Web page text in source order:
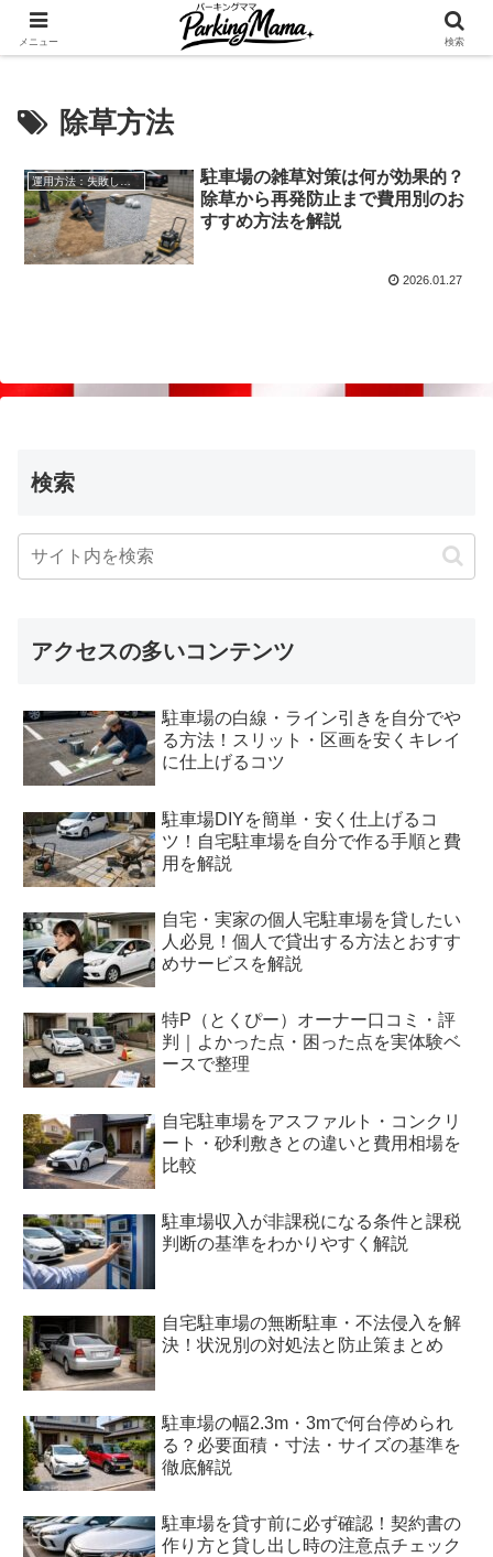
✨空き家・自宅の駐車場を貸してゆとりget🍵
除草方法
運用方法：失敗しない自宅駐車場貸し出し
駐車場の雑草対策は何が効果的？
除草から再発防止まで費用別のお
すすめ方法を解説
2026.01.27
検索
アクセスの多いコンテンツ
駐車場の白線・ライン引きを自分でや
る方法！スリット・区画を安くキレイ
に仕上げるコツ
駐車場DIYを簡単・安く仕上げるコ
ツ！自宅駐車場を自分で作る手順と費
用を解説
自宅・実家の個人宅駐車場を貸したい
人必見！個人で貸出する方法とおすす
めサービスを解説
特P（とくぴー）オーナー口コミ・評
判｜よかった点・困った点を実体験ベ
ースで整理
自宅駐車場をアスファルト・コンクリ
ート・砂利敷きとの違いと費用相場を
比較
駐車場収入が非課税になる条件と課税
判断の基準をわかりやすく解説
自宅駐車場の無断駐車・不法侵入を解
決！状況別の対処法と防止策まとめ
駐車場の幅2.3m・3mで何台停められ
る？必要面積・寸法・サイズの基準を
徹底解説
駐車場を貸す前に必ず確認！契約書の
作り方と貸し出し時の注意点チェック
メニュー 検索